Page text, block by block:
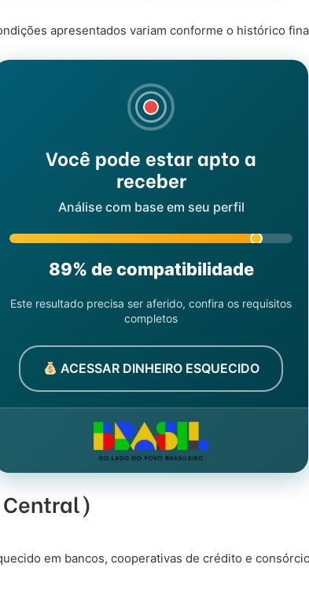
apresentados variam conforme o histórico
Você pode estar apto a
receber
Análise com base em seu perfil
89% de compatibilidade
Este resultado precisa ser aferido, confira os requisitos
completos
ACESSAR DINHEIRO ESQUECIDO
Central)
em bancos, cooperativas de crédito e